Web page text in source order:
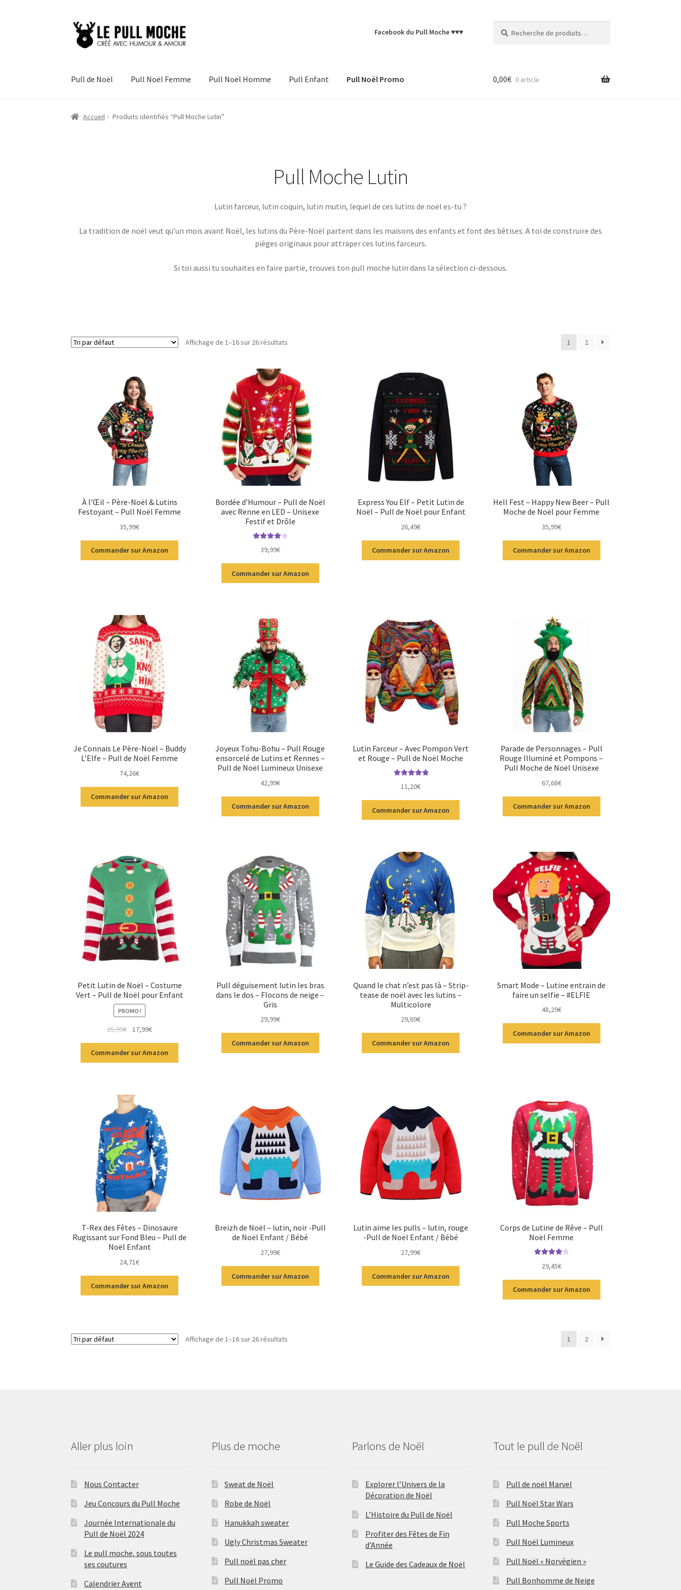
Aller
Aller
au
Facebook du Pull Moche ♥♥♥
pour :
Pull de Noël Pull Noël Femme Pull Noël Homme Pull Enfant Pull Noël Promo 0,00€ 0 article
Accueil Produits identifiés “Pull Moche Lutin”
Pull Moche Lutin
Lutin farceur, lutin coquin, lutin mutin, lequel de ces lutins de noël es-tu ?
La tradition de noël veut qu’un mois avant Noël, les lutins du Père-Noël partent dans les maisons des enfants et font des bêtises. A toi de construire des
pièges originaux pour attraper ces lutins farceurs.
Si toi aussi tu souhaites en faire partie, trouves ton pull moche lutin dans la sélection ci-dessous.
Affichage de 1–16 sur 26 résultats 1 2
À l’Œil – Père-Noël & Lutins
Festoyant – Pull Noël Femme
35,99€
Commander sur Amazon
Bordée d’Humour – Pull de Noël
avec Renne en LED – Unisexe
Festif et Drôle
sur 5
39,99€
Commander sur Amazon
Express You Elf – Petit Lutin de
Noël – Pull de Noël pour Enfant
26,49€
Commander sur Amazon
Hell Fest – Happy New Beer – Pull
Moche de Noël pour Femme
35,99€
Commander sur Amazon
Je Connais Le Père-Noël – Buddy
L’Elfe – Pull de Noël Femme
74,26€
Commander sur Amazon
Joyeux Tohu-Bohu – Pull Rouge
ensorcelé de Lutins et Rennes –
Pull de Noël Lumineux Unisexe
42,99€
Commander sur Amazon
Lutin Farceur – Avec Pompon Vert
et Rouge – Pull de Noël Moche
5
11,20€
Commander sur Amazon
Parade de Personnages – Pull
Rouge Illuminé et Pompons –
Pull Moche de Noël Unisexe
67,68€
Commander sur Amazon
Petit Lutin de Noël – Costume
Vert – Pull de Noël pour Enfant
PROMO !
25,99€ 17,99€
Commander sur Amazon
Pull déguisement lutin les bras
dans le dos – Flocons de neige –
Gris
29,99€
Commander sur Amazon
Quand le chat n’est pas là – Strip-
tease de noël avec les lutins –
Multicolore
29,69€
Commander sur Amazon
Smart Mode – Lutine entrain de
faire un selfie – #ELFIE
48,29€
Commander sur Amazon
T-Rex des Fêtes – Dinosaure
Rugissant sur Fond Bleu – Pull de
Noël Enfant
24,71€
Commander sur Amazon
Breizh de Noël – lutin, noir -Pull
de Noël Enfant / Bébé
27,99€
Commander sur Amazon
Lutin aime les pulls – lutin, rouge
-Pull de Noël Enfant / Bébé
27,99€
Commander sur Amazon
Corps de Lutine de Rêve – Pull
Noël Femme
sur 5
29,45€
Commander sur Amazon
Affichage de 1–16 sur 26 résultats 1 2
Aller plus loin
Nous Contacter
Jeu Concours du Pull Moche
Journée Internationale du
Pull de Noël 2024
Le pull moche, sous toutes
ses coutures
Calendrier Avent
Plus de moche
Sweat de Noël
Robe de Noël
Hanukkah sweater
Ugly Christmas Sweater
Pull noël pas cher
Pull Noël Promo
Parlons de Noël
Explorer l’Univers de la
Décoration de Noël
L’Histoire du Pull de Noël
Profiter des Fêtes de Fin
d’Année
Le Guide des Cadeaux de Noël
Tout le pull de Noël
Pull de noël Marvel
Pull Noël Star Wars
Pull Moche Sports
Pull Noël Lumineux
Pull Noël « Norvégien »
Pull Bonhomme de Neige